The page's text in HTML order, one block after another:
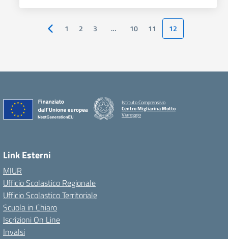
Pagina precedente
1 2 3 … 10 11 12
Istituto Comprensivo
Centro Migliarina Motto
Viareggio
Link Esterni
MIUR
Ufficio Scolastico Regionale
Ufficio Scolastico Territoriale
Scuola in Chiaro
Iscrizioni On Line
Invalsi